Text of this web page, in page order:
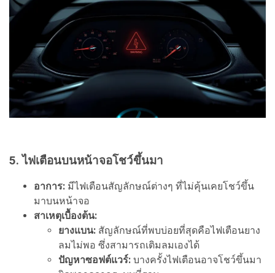
5. ไฟเตือนบนหน้าจอโชว์ขึ้นมา
อาการ: มีไฟเตือนสัญลักษณ์ต่างๆ ที่ไม่คุ้นเคยโชว์ขึ้น
มาบนหน้าจอ
สาเหตุเบื้องต้น:
ยางแบน: สัญลักษณ์ที่พบบ่อยที่สุดคือไฟเตือนยาง
ลมไม่พอ ซึ่งสามารถเติมลมเองได้
ปัญหาซอฟต์แวร์: บางครั้งไฟเตือนอาจโชว์ขึ้นมา